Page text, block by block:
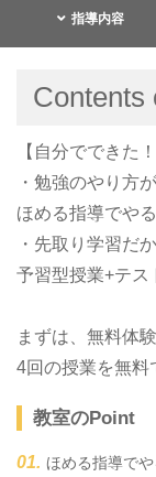
指導内容
Contents
【自分でできた
・勉強のやり方
ほめる指導でや
・先取り学習だ
予習型授業+テス
まずは、無料体験
4回の授業を無料
教室のPoint
ほめる指導で